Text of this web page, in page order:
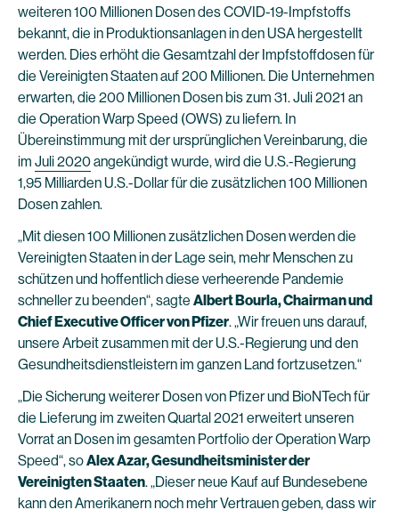
weiteren 100 Millionen Dosen des COVID-19-Impfstoffs
bekannt, die in Produktionsanlagen in den USA hergestellt
werden. Dies erhöht die Gesamtzahl der Impfstoffdosen für
die Vereinigten Staaten auf 200 Millionen. Die Unternehmen
erwarten, die 200 Millionen Dosen bis zum 31. Juli 2021 an
die Operation Warp Speed (OWS) zu liefern. In
Übereinstimmung mit der ursprünglichen Vereinbarung, die
im Juli 2020angekündigt wurde, wird die U.S.-Regierung
1,95 Milliarden U.S.-Dollar für die zusätzlichen 100 Millionen
Dosen zahlen.
„Mit diesen 100 Millionen zusätzlichen Dosen werden die
Vereinigten Staaten in der Lage sein, mehr Menschen zu
schützen und hoffentlich diese verheerende Pandemie
schneller zu beenden“, sagte Albert Bourla, Chairman und
Chief Executive Officer von Pfizer. „Wir freuen uns darauf,
unsere Arbeit zusammen mit der U.S.-Regierung und den
Gesundheitsdienstleistern im ganzen Land fortzusetzen.“
„Die Sicherung weiterer Dosen von Pfizer und BioNTech für
die Lieferung im zweiten Quartal 2021 erweitert unseren
Vorrat an Dosen im gesamten Portfolio der Operation Warp
Speed“, soAlex Azar, Gesundheitsminister der
Vereinigten Staaten. „Dieser neue Kauf auf Bundesebene
kann den Amerikanern noch mehr Vertrauen geben, dass wir